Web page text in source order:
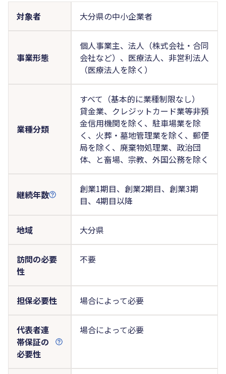
対象者 大分県の中小企業者
事業形態
個人事業主、法人（株式会社・合同
会社など）、医療法人、非営利法人
（医療法人を除く）
業種分類
すべて（基本的に業種制限なし）
貸金業、クレジットカード業等非預
金信用機関を除く、駐車場業を除
く、火葬・墓地管理業を除く、郵便
局を除く、廃棄物処理業、政治団
体、と畜場、宗教、外国公務を除く
継続年数
創業1期目、創業2期目、創業3期
目、4期目以降
地域 大分県
訪問の必要
性
不要
担保必要性 場合によって必要
代表者連
帯保証の
必要性
場合によって必要